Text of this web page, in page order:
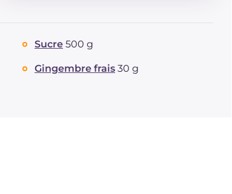
Protéine
dont acides gras saturés
Sucre 500 g
Gingembre frais 30 g